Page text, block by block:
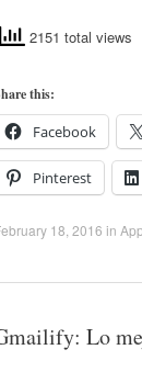
2151 total views
this:
Facebook
Pinterest
18, 2016 in
Lo